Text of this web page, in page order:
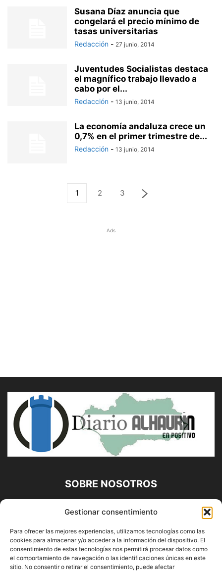
Gestionar consentimiento
Para ofrecer las mejores experiencias, utilizamos tecnologías como las
cookies para almacenar y/o acceder a la información del dispositivo. El
consentimiento de estas tecnologías nos permitirá procesar datos como
el comportamiento de navegación o las identificaciones únicas en este
sitio. No consentir o retirar el consentimiento, puede afectar
Susana Díaz anuncia que
congelará el precio mínimo de
tasas universitarias
Redacción - 27 junio, 2014
Juventudes Socialistas destaca
el magnífico trabajo llevado a
cabo por el...
Redacción - 13 junio, 2014
La economía andaluza crece un
0,7% en el primer trimestre de...
Redacción - 13 junio, 2014
1 2 3
Ads
SOBRE NOSOTROS
Diario Alhaurín (www.alhaurindelatorre.com) Propiedad de
Francisco E. López López | 639 95 71 95 | Noticias de
Alhaurín de la Torre, Málaga y Provincia|
Contáctanos:info@alhaurindelatorre.com